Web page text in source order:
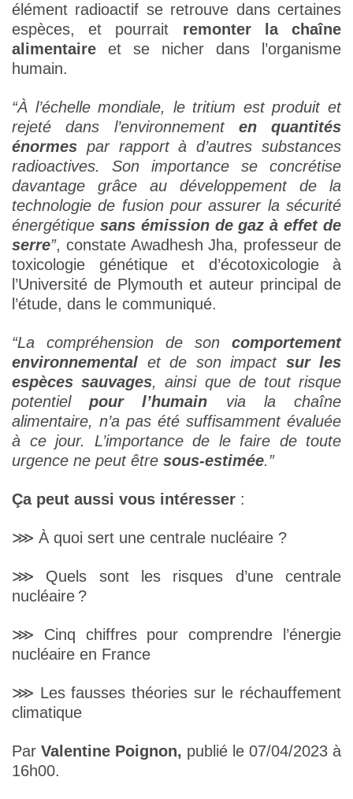
élément radioactif se retrouve dans certaines
espèces, et pourrait remonter la chaîne
alimentaire et se nicher dans l’organisme
humain.
“À l’échelle mondiale, le tritium est produit et
rejeté dans l’environnement en quantités
énormes par rapport à d’autres substances
radioactives. Son importance se concrétise
davantage grâce au développement de la
technologie de fusion pour assurer la sécurité
énergétique sans émission de gaz à effet de
serre”, constate Awadhesh Jha, professeur de
toxicologie génétique et d’écotoxicologie à
l’Université de Plymouth et auteur principal de
l’étude, dans le communiqué.
“La compréhension de son comportement
environnemental et de son impact sur les
espèces sauvages, ainsi que de tout risque
potentielpour l’humain via la chaîne
alimentaire, n’a pas été suffisamment évaluée
à ce jour. L’importance de le faire de toute
urgence ne peut être sous-estimée.”
Ça peut aussi vous intéresser :
⋙ À quoi sert une centrale nucléaire ?
⋙ Quels sont les risques d’une centrale
nucléaire ?
⋙ Cinq chiffres pour comprendre l’énergie
nucléaire en France
⋙ Les fausses théories sur le réchauffement
climatique
Par Valentine Poignon, publié le 07/04/2023 à
16h00.